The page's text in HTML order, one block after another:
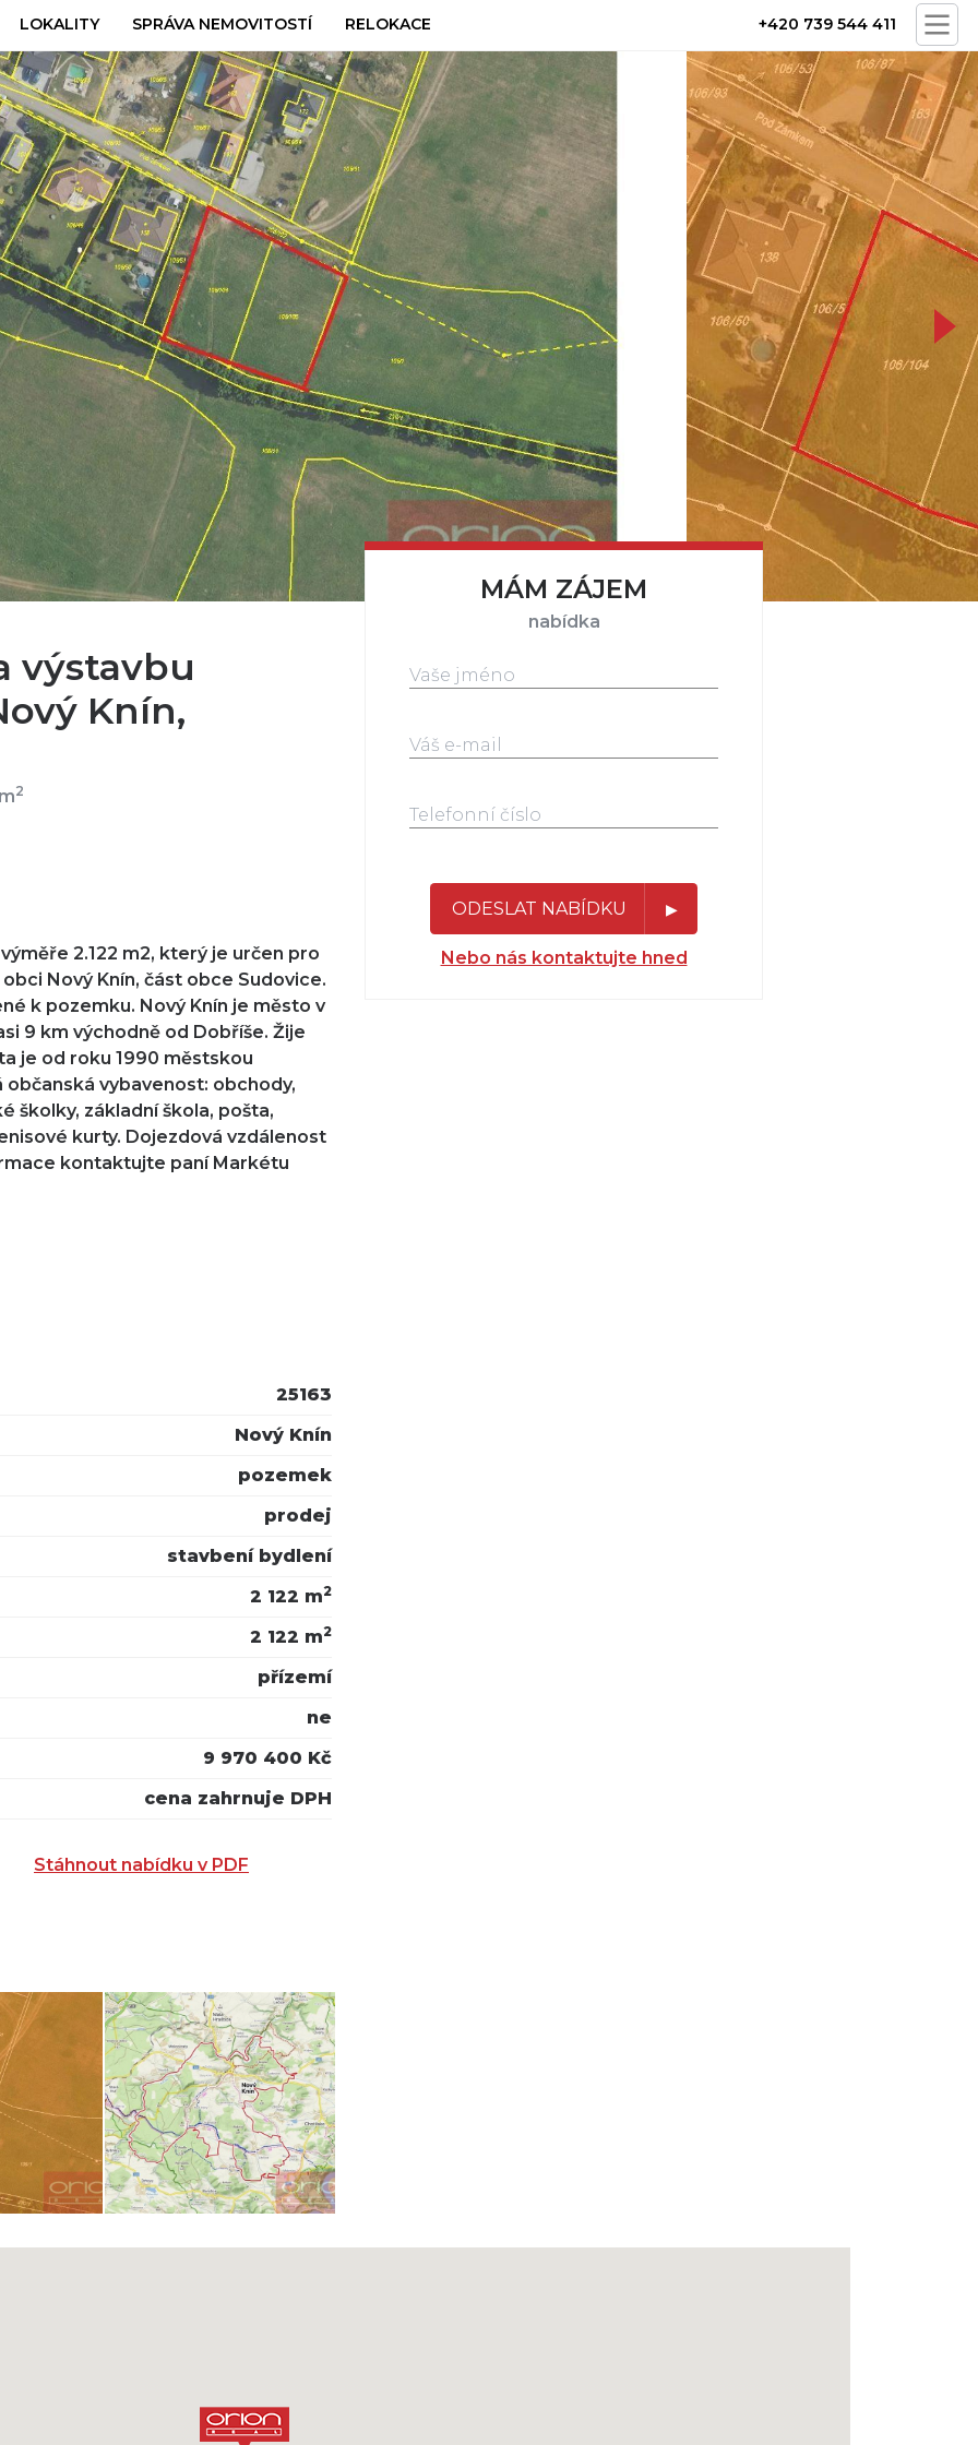
LOKALITY SPRÁVA NEMOVITOSTÍ RELOKACE +420 739 544 411
OBA POZEMKY JPG 800 X 800.jpg
výstavbu
Knín,
2
2.122 m2, který je určen pro
Nový Knín, část obce Sudovice.
k pozemku. Nový Knín je město v
9 km východně od Dobříše. Žije
je od roku 1990 městskou
vybavenost: obchody,
školky, základní škola, pošta,
kurty. Dojezdová vzdálenost
kontaktujte paní Markétu
MÁM ZÁJEM
nabídka
ODESLAT NABÍDKU
Nebo nás kontaktujte hned
25163
Nový Knín
pozemek
prodej
stavbení bydlení
2 122 m2
2 122 m2
přízemí
ne
9 970 400 Kč
cena zahrnuje DPH
Stáhnout nabídku v PDF